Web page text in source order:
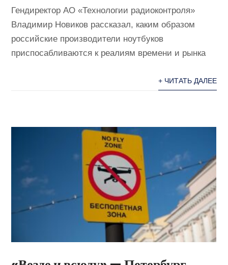
Гендиректор АО «Технологии радиоконтроля»
Владимир Новиков рассказал, каким образом
российские производители ноутбуков
приспосабливаются к реалиям времени и рынка
+ ЧИТАТЬ ДАЛЕЕ